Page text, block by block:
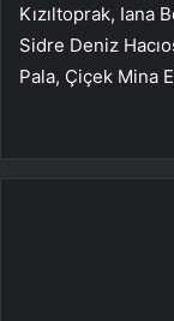
Kızıltoprak, Iana
Sidre Deniz
Pala, Çiçek Mina